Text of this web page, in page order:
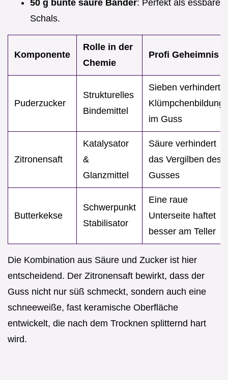
50 g bunte saure Bänder: Perfekt als essbare
Schals.
Komponente
Rolle in der
Chemie
Profi Geheimnis
Puderzucker
Strukturelles
Bindemittel
Sieben verhindert
Klümpchenbildung
im Guss
Zitronensaft
Katalysator
&
Glanzmittel
Säure verhindert
das Vergilben des
Gusses
Butterkekse
Schwerpunkt
Stabilisator
Eine raue
Unterseite haftet
besser am Teller
Die Kombination aus Säure und Zucker ist hier
entscheidend. Der Zitronensaft bewirkt, dass der
Guss nicht nur süß schmeckt, sondern auch eine
schneeweiße, fast keramische Oberfläche
entwickelt, die nach dem Trocknen splitternd hart
wird.